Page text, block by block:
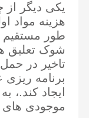
یکی دیگر
هزینه مواد
طور مستقیم
شوک تعلیق
تاخیر در
برنامه
ایجاد کند.،
موجودی های